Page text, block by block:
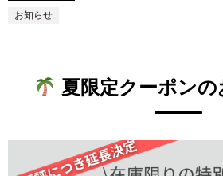
お悩み別しみ・美肌
脱毛
ほくろ
しわ・たるみ
目元、目周りの若返り
刺青除去
施術別インモードリフト
サブシジョン
水光注射
ピーリング
ハイドラブースター
レーザー脱毛
美容点滴・注射
フォトフェイシャル
イオン導入・エレクトロポレー
PRP
コンデンスリッチファット（
脂肪吸引注射
ヒアルロン酸
プルリアルシリーズ
リジュラン
ボトックス
小顔（脂肪溶解）注射
PICOレーザー
CO2レーザー
眼瞼下垂、二重、目元のたるみ
経結膜脱脂
HIFU（ハイフ）ウルトラセルZi
フェイスタイト
ボルニューマー
ダーマペン４
シルファームX
医療アートメイク
毛髪再生療法
スレッドリフト（糸リフト）
MPガン
VISIA
お知らせ
夏限定クーポン